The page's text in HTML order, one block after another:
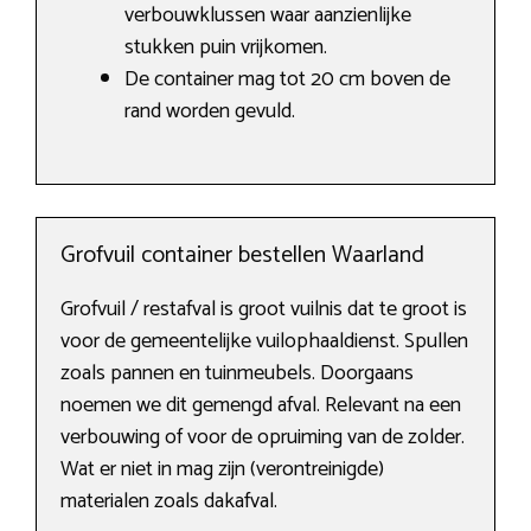
verbouwklussen waar aanzienlijke
stukken puin vrijkomen.
De container mag tot 20 cm boven de
rand worden gevuld.
Grofvuil container bestellen Waarland
Grofvuil / restafval is groot vuilnis dat te groot is
voor de gemeentelijke vuilophaaldienst. Spullen
zoals pannen en tuinmeubels. Doorgaans
noemen we dit gemengd afval. Relevant na een
verbouwing of voor de opruiming van de zolder.
Wat er niet in mag zijn (verontreinigde)
materialen zoals dakafval.